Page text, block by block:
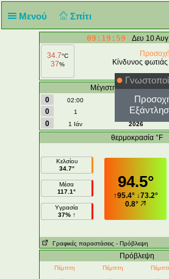
Μενού Σπίτι
09:19:59
Δευ 10
34.7°C
37%
Προσοχή
Κίνδυνος
Μέγιστη Ανεμος | Ριπή
0
02:00 σήμερα
0
1 Αύγουστος
0
1 Ιάν 2026
θερμοκρασία °F
Κελσίου
34.7°
Μέσα
117.1°
Υγρασία
37% ↑
94.5°
↑95.4°↓73.2°
0.8°
Γραφικές παραστάσεις - Πρόβλεψη
Πρόβλεψη
Πέμπτη
Πέμπτη